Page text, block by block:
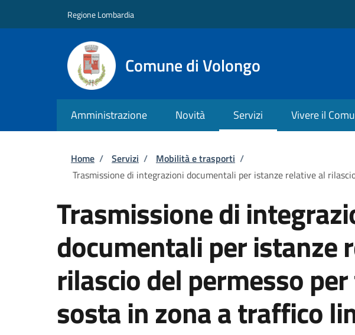
Regione Lombardia
Comune di Volongo
Amministrazione Novità Servizi Vivere il
Briciole di pane
Home / Servizi / Mobilità e trasporti /
Trasmissione di integrazioni documentali per istanze relative al
Trasmissione di
documentali per istanze
rilascio del permesso
sosta in zona a traffico